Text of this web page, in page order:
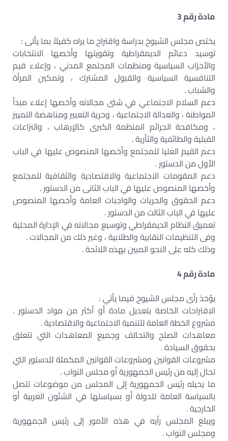
مادة رقم 3
يختص مجلس الشيوخ بدراسة واقتراح ما يراه كفيلاً بما يأتى :
توسيد دعائم الديمقراطية وتقويتها وأخصها الانتخابات
والأحزاب السياسية ومنظمات المجتمع المدني ، وإعلاء قيم
التنافسية السياسية والقبول المشترك ، وتمكين المرأة
والشباب .
دعم السلام الاجتماعي في شتى مجالاته وأخصها إعلاء مبدأ
المواطنة ، والعدالة الاجتماعية ، وحرية التعبير ومناهضة التمييز
، ومكافحة الجرائم المنظمة الكبرى كالإرهاب ، والنزاعات
القبلية والطائفية والثأرية .
دعم القيم العليا للمجتمع وأخصها المنصوص عليها في الباب
الأول من الدستور .
دعم المقومات الاجتماعية والاقتصادية والثقافية للمجتمع
وأخصها المنصوص عليها في الباب الثانى من الدستور .
دعم الحقوق والحريات والواجبات العامة وأخصها المنصوص
عليها في الباب الثالث من الدستور .
تعميق النظام الديمقراطي وتوسيع مجالاته في الإدارة المحلية
وفى التنظيمات النقابية والطلابية ، وغير ذلك من المجالات .
وذلك كله على النحو المبين بهذه اللائحة .
مادة رقم 4
يؤخذ رأى مجلس الشيوخ فيما يأتي :
الاقتراحات الخاصة بتعديل مادة أو أكثر من مواد الدستور .
مشروع الخطة العامة للتنمية الاجتماعية والاقتصادية .
معاهدات الصلح والتحالف وجميع المعاهدات التي تتعلق
بحقوق السيادة .
مشروعات القوانين ومشروعات القوانين المكملة للدستور التي
تحال إليه من رئيس الجمهورية أو مجلس النواب .
ما يحيله رئيس الجمهورية إلى المجلس من موضوعات تتصل
بالسياسة العامة للدولة أو بسياستها في الشئون العربية أو
الخارجية .
ويبلغ المجلس رأيه في هذه الأمور إلى رئيس الجمهورية
ومجلس النواب .